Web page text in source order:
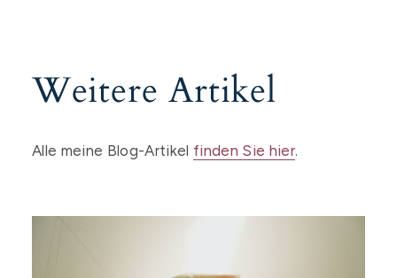
Weitere Artikel
Alle meine Blog-Artikel finden Sie hier.